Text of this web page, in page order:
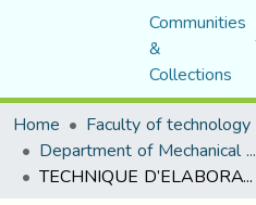
Communities
&
Collections
Home
Faculty of technology
Department of Mechanical Engineering
TECHNIQUE D’ELABORATION ET DE CARACTERISATION DES PAVES DE RESINES THERMOPLASTIQUES